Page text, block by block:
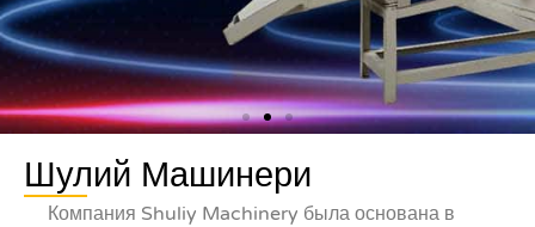
Шулий Машинери
Компания Shuliy Machinery была основана в